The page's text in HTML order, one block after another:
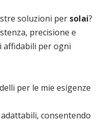
soluzioni per solai?
precisione e
per ogni
per le mie esigenze
consentendo